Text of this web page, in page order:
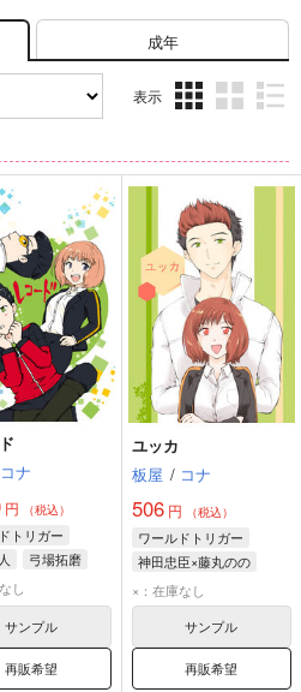
成年
表示
ム
表
示
ム
表
ム
表
コナ
円 （税込）
トリガー
弓場拓磨
し
サンプル
再販希望
ユッカ
板屋 / コナ
506円 （税込）
ワールドトリガー
神田忠臣×藤丸のの
藤丸のの
×：在庫なし
サンプル
再販希望